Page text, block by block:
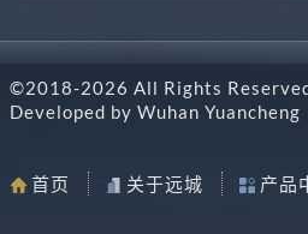
东北制造网
©2018-2026 All Rights
Developed by Wuhan Yuancheng
首页 关于远城 产品